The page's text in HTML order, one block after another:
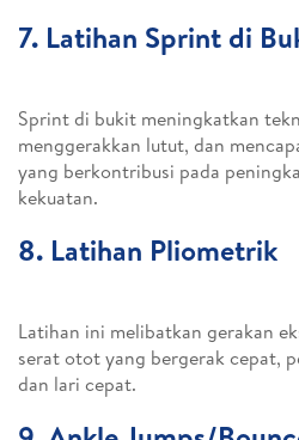
7. Latihan Sprint di
Sprint di bukit meningkatkan
menggerakkan lutut, dan
yang berkontribusi pada
kekuatan.
8. Latihan Pliometrik
Latihan ini melibatkan gerakan
serat otot yang bergerak cepat,
dan lari cepat.